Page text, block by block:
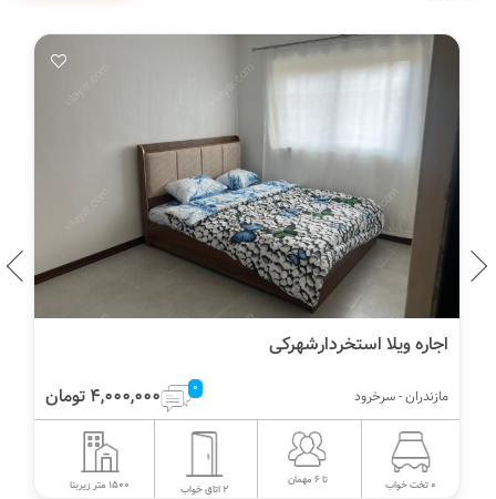
اجاره ویلا استخردارشهرکی
4,000,000 تومان مازندران - سرخرود 0
0 تخت خواب تا 6 مهمان
2 اتاق خواب 1500 متر زیربنا